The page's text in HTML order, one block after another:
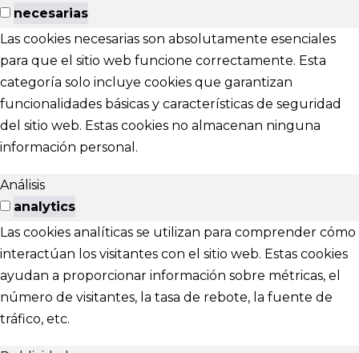
necesarias
Las cookies necesarias son absolutamente esenciales
para que el sitio web funcione correctamente. Esta
categoría solo incluye cookies que garantizan
funcionalidades básicas y características de seguridad
del sitio web. Estas cookies no almacenan ninguna
información personal.
Análisis
analytics
Las cookies analíticas se utilizan para comprender cómo
interactúan los visitantes con el sitio web. Estas cookies
ayudan a proporcionar información sobre métricas, el
número de visitantes, la tasa de rebote, la fuente de
tráfico, etc.